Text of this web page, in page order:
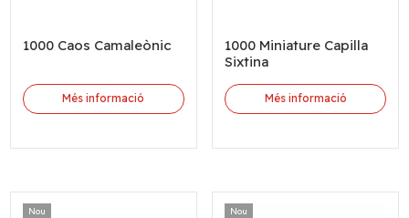
1000 Caos Camaleònic
Més informació
1000 Miniature Capilla
Sixtina
Més informació
Nou Nou